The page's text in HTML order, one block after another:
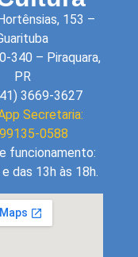
153 –
340 – Piraquara,
PR
3669-3627
Secretaria:
0588
funcionamento:
das 13h às 18h.